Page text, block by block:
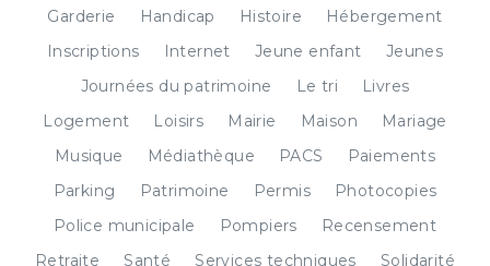
Garderie
Handicap Histoire
Hébergement
Inscriptions
Internet Jeune enfant
Jeunes
Journées du patrimoine
Le tri
Livres
Logement
Loisirs Mairie Maison
Mariage
Musique
Médiathèque PACS
Paiements
Parking
Patrimoine Permis
Photocopies
Police municipale
Pompiers
Recensement
Retraite
Santé Services techniques
Solidarité